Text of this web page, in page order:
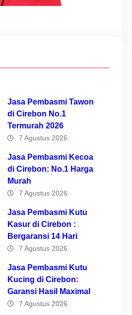
Jasa Pembasmi Tawon
di Cirebon No.1
Termurah 2026
7 Agustus 2026
Jasa Pembasmi Kecoa
di Cirebon: No.1 Harga
Murah
7 Agustus 2026
Jasa Pembasmi Kutu
Kasur di Cirebon :
Bergaransi 14 Hari
7 Agustus 2026
Jasa Pembasmi Kutu
Kucing di Cirebon:
Garansi Hasil Maximal
7 Agustus 2026